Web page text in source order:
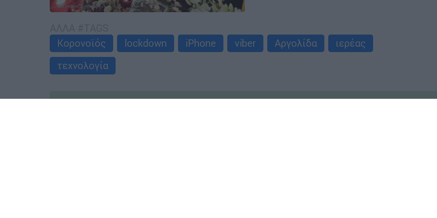
Κορονοϊός
lockdown iPhone viber Αργολίδα
ιερέας
τεχνολογία